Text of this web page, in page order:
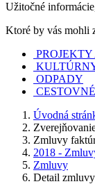
Užitočné
Ktoré by vás
ODPADY
Úvodná
Zmluvy
2018 -
Zmluvy
Detail